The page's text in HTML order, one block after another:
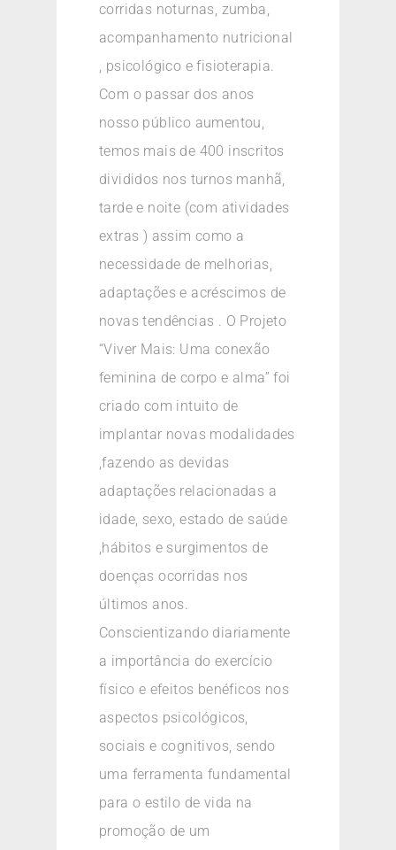
corridas noturnas, zumba,
acompanhamento nutricional
, psicológico e fisioterapia.
Com o passar dos anos
nosso público aumentou,
temos mais de 400 inscritos
divididos nos turnos manhã,
tarde e noite (com atividades
extras ) assim como a
necessidade de melhorias,
adaptações e acréscimos de
novas tendências . O Projeto
“Viver Mais: Uma conexão
feminina de corpo e alma” foi
criado com intuito de
implantar novas modalidades
,fazendo as devidas
adaptações relacionadas a
idade, sexo, estado de saúde
,hábitos e surgimentos de
doenças ocorridas nos
últimos anos.
Conscientizando diariamente
a importância do exercício
físico e efeitos benéficos nos
aspectos psicológicos,
sociais e cognitivos, sendo
uma ferramenta fundamental
para o estilo de vida na
promoção de um